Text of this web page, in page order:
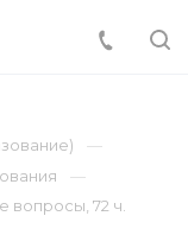
72 ч.